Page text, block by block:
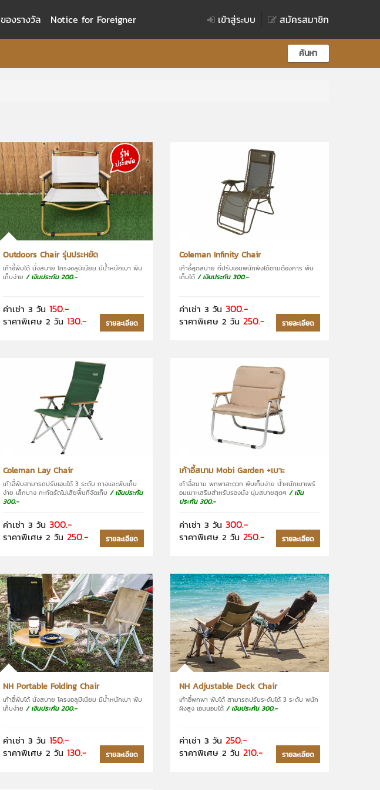
ของรางวัล Notice for Foreigner เข้าสู่ระบบ สมัครสมาชิก
ค้นหา
Outdoors Chair รุ่นประหยัด
เก้าอี้พับได้ นั่งสบาย โครงอลูมิเนียม มีน้ำหนักเบา พับ
เก็บง่าย / เงินประกัน 200.-
ค่าเช่า 3 วัน 150.-
ราคาพิเศษ 2 วัน 130.- รายละเอียด
Coleman Infinity Chair
เก้าอี้สุดสบาย ที่ปรับเอนพนักพิงได้ตามต้องการ พับ
เก็บได้ / เงินประกัน 300.-
ค่าเช่า 3 วัน 300.-
ราคาพิเศษ 2 วัน 250.- รายละเอียด
Coleman Lay Chair
เก้าอี้พับสามารถปรับเอนได้ 3 ระดับ กางและพับเก็บ
ง่าย เล็กบาง กะทัดรัดไม่เสียพื้นที่จัดเก็บ / เงินประกัน
300.-
ค่าเช่า 3 วัน 300.-
ราคาพิเศษ 2 วัน 250.- รายละเอียด
เก้าอี้สนาม Mobi Garden +เบาะ
เก้าอี้สนาม พกพาสะดวก พับเก็บง่าย น้ำหนักเบาเพร้
อมเบาะเสริมสำหรับรองนั่ง นุ่มสบายสุดๆ / เงิน
ประกัน 300.-
ค่าเช่า 3 วัน 300.-
ราคาพิเศษ 2 วัน 250.- รายละเอียด
NH Portable Folding Chair
เก้าอี้พับได้ นั่งสบาย โครงอลูมิเนียม มีน้ำหนักเบา พับ
เก็บง่าย / เงินประกัน 200.-
ค่าเช่า 3 วัน 150.-
ราคาพิเศษ 2 วัน 130.- รายละเอียด
NH Adjustable Deck Chair
เก้าอี้พกพา พับได้ สามารถปรับระดับได้ 3 ระดับ พนัก
ผิงสูง เอนนอนได้ / เงินประกัน 300.-
ค่าเช่า 3 วัน 250.-
ราคาพิเศษ 2 วัน 210.- รายละเอียด